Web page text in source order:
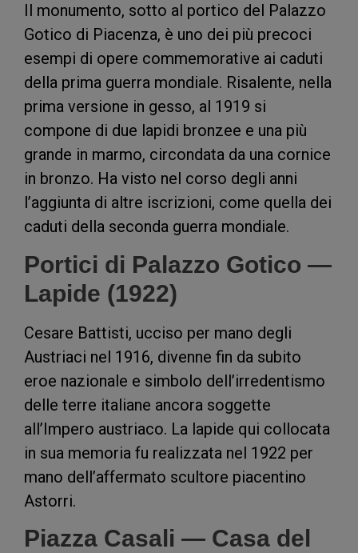
Il monumento, sotto al portico del Palazzo
Gotico di Piacenza, è uno dei più precoci
esempi di opere commemorative ai caduti
della prima guerra mondiale. Risalente, nella
prima versione in gesso, al 1919 si
compone di due lapidi bronzee e una più
grande in marmo, circondata da una cornice
in bronzo. Ha visto nel corso degli anni
l’aggiunta di altre iscrizioni, come quella dei
caduti della seconda guerra mondiale.
Portici di Palazzo Gotico —
Lapide (1922)
Cesare Battisti, ucciso per mano degli
Austriaci nel 1916, divenne fin da subito
eroe nazionale e simbolo dell’irredentismo
delle terre italiane ancora soggette
all’Impero austriaco. La lapide qui collocata
in sua memoria fu realizzata nel 1922 per
mano dell’affermato scultore piacentino
Astorri.
Piazza Casali — Casa del